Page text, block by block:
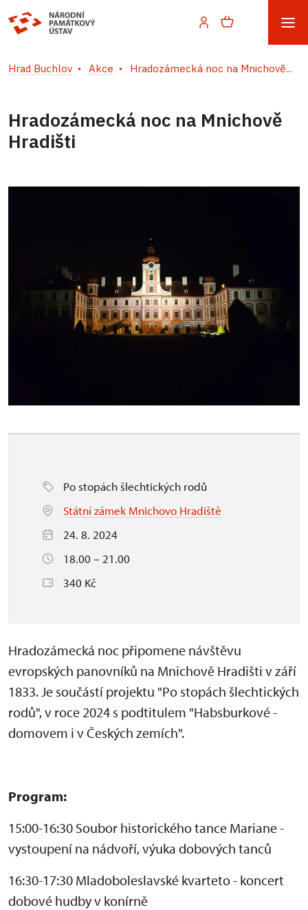
Hrad Buchlov Akce Hradozámecká noc na Mnichově...
Hradozámecká noc na Mnichově
Hradišti
Po stopách šlechtických rodů
Státní zámek Mnichovo Hradiště
24. 8. 2024
18.00 – 21.00
340 Kč
Hradozámecká noc připomene návštěvu
evropských panovníků na Mnichově Hradišti v září
1833. Je součástí projektu "Po stopách šlechtických
rodů", v roce 2024 s podtitulem "Habsburkové -
domovem i v Českých zemích".
Program:
15:00-16:30 Soubor historického tance Mariane -
vystoupení na nádvoří, výuka dobových tanců
16:30-17:30 Mladoboleslavské kvarteto - koncert
dobové hudby v konírně